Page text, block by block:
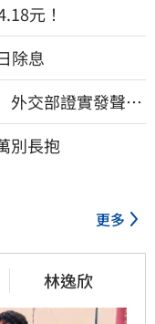
元！
除息
交部證實發聲
別長抱
更多
林逸欣